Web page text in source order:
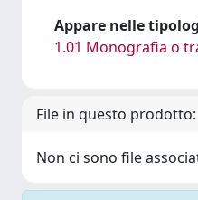
Appare nelle
1.01 Monografia o
File in questo prodotto:
Non ci sono file